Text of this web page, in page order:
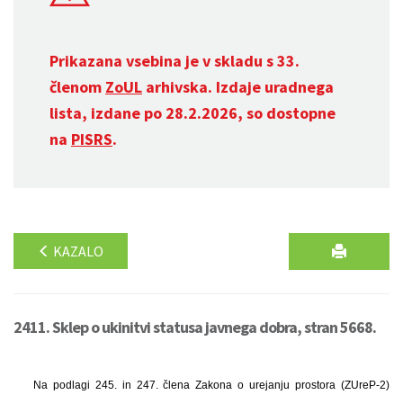
Prikazana vsebina je v skladu s 33.
členom ZoUL arhivska. Izdaje uradnega
lista, izdane po 28.2.2026, so dostopne
na PISRS.
KAZALO
2411. Sklep o ukinitvi statusa javnega dobra, stran 5668.
Na podlagi 245. in 247. člena Zakona o urejanju prostora (ZUreP-2)